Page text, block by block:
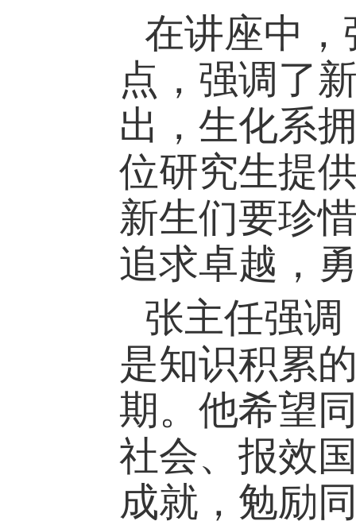
在讲座中
点，强调了
出，生化系
位研究生提
新生们要珍
追求卓越，
张主任强
是知识积累
期。他希望
社会、报效
成就，勉励